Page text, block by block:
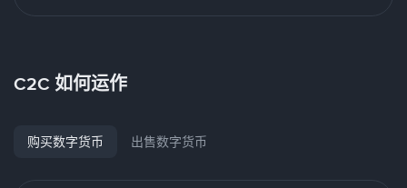
C2C 如何运作
购买数字货币 出售数字货币